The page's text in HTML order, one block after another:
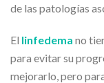
de las patologías
El linfedema no
para evitar su
mejorarlo, pero